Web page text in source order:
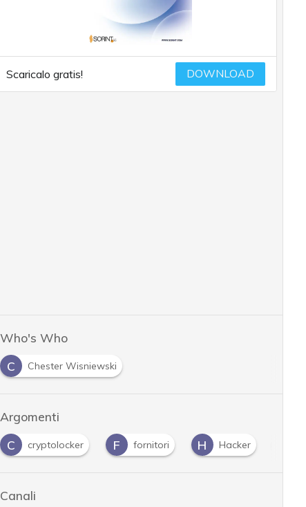
Scaricalo gratis! DOWNLOAD
Who's Who
C
Chester Wisniewski
Argomenti
C cryptolocker F fornitori H Hacker
Canali